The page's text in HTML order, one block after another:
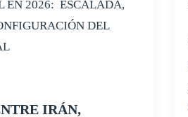
IRÁN,